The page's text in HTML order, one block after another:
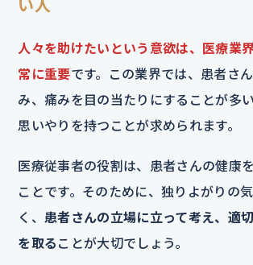
い人
人々を助けたいという意欲は、医療業
常に重要です。この業界では、患者さ
み、痛みを目の当たりにすることが多
思いやりを持つことが求められます。
医療従事者の役割は、患者さんの健康
ことです。そのために、独りよがりの
く、 患者さんの立場に立って考え、適
を取る ことが大切でしょう。